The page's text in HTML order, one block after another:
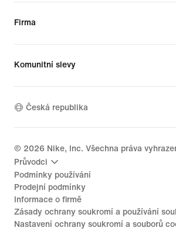
Firma
Komunitní slevy
Česká republika
© 2026 Nike, Inc. Všechna práva
Průvodci
Podmínky používání
Prodejní podmínky
Informace o firmě
Zásady ochrany soukromí a používání
Nastavení ochrany soukromí a souborů